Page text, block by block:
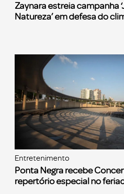
Zaynara estreia campanha
Natureza’ em defesa do
Entretenimento
Ponta Negra recebe
repertório especial no